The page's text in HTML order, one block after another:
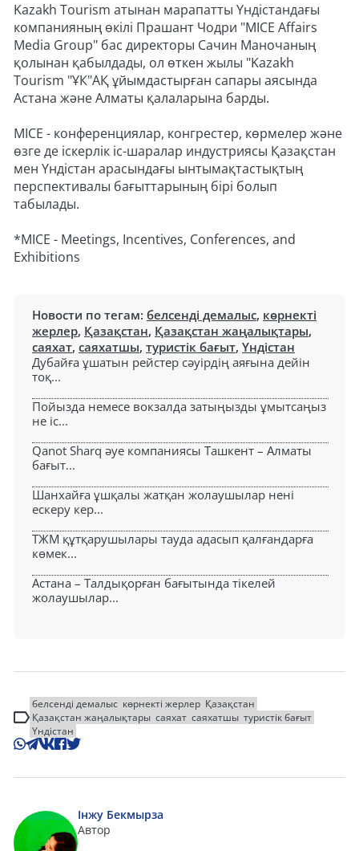
Kazakh Tourism атынан марапатты Үндістандағы
компанияның өкілі Прашант Чодри "MICE Affairs
Media Group" бас директоры Сачин Маночаның
қолынан қабылдады, ол өткен жылы "Kazakh
Tourism "ҰК"АҚ ұйымдастырған сапары аясында
Астана және Алматы қалаларына барды.
MICE - конференциялар, конгрестер, көрмелер және
өзге де іскерлік іс-шаралар индустриясы Қазақстан
мен Үндістан арасындағы ынтымақтастықтың
перспективалы бағыттарының бірі болып
табылады.
*MICE - Meetings, Incentives, Conferences, and
Exhibitions
Новости по тегам: белсенді демалыс, көрнекті
жерлер, Қазақстан, Қазақстан жаңалықтары,
саяхат, саяхатшы, туристік бағыт, Үндістан
Дубайға ұшатын рейстер сәуірдің аяғына дейін
тоқ...
Пойызда немесе вокзалда затыңызды ұмытсаңыз
не іс...
Qanot Sharq әуе компаниясы Ташкент – Алматы
бағыт...
Шанхайға ұшқалы жатқан жолаушылар нені
ескеру кер...
ТЖМ құтқарушылары тауда адасып қалғандарға
көмек...
Астана – Талдықорған бағытында тікелей
жолаушылар...
белсенді демалыс көрнекті жерлер Қазақстан
Қазақстан жаңалықтары саяхат саяхатшы туристік бағыт
Үндістан
Інжу Бекмырза
Автор